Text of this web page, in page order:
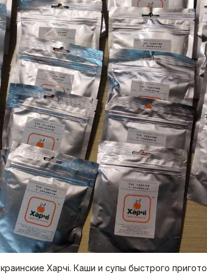
Харчi. Каши и супы быстрого